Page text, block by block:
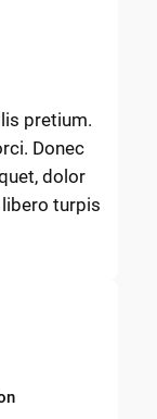
pretium.
Donec
dolor
turpis